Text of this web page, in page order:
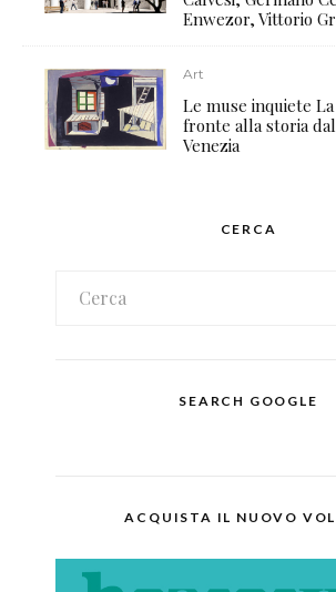
Enwezor, Vittorio
Art
Le muse inquiete
fronte alla storia
Venezia
CERCA
SEARCH GOOGLE
ACQUISTA IL NUOVO